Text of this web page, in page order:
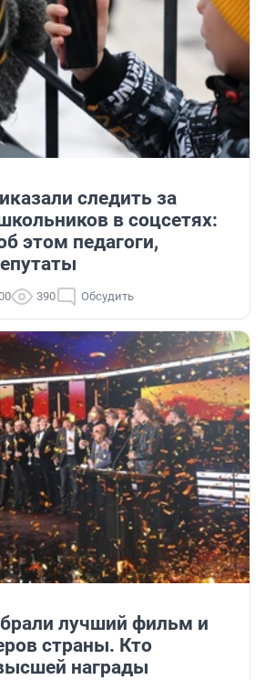
следить за
в соцсетях:
этом педагоги,
390 Обсудить
лучший фильм и
страны. Кто
награды